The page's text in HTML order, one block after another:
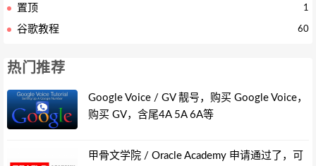
置顶 1
谷歌教程 60
热门推荐
Google Voice / GV 靓号，购买 Google Voice，
购买 GV，含尾4A 5A 6A等
甲骨文学院 / Oracle Academy 申请通过了，可